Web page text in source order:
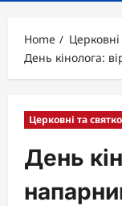
Home
Церковні
День кінолога:
Церковні та
День